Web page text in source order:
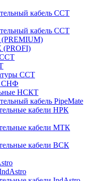
кабель ССТ
кабель ССТ
(PREMIUM)
(PROFI)
ССТ
ССТ
СНФ
НСКТ
кабель PipeMate
кабели НРК
кабели МТК
кабели ВСК